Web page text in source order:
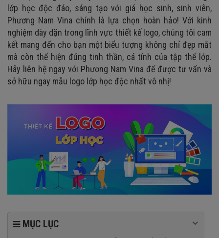
lớp học độc đáo, sáng tạo với giá học sinh, sinh viên,
Phương Nam Vina chính là lựa chọn hoàn hảo! Với kinh
nghiệm dày dặn trong lĩnh vực thiết kế logo, chúng tôi cam
kết mang đến cho bạn một biểu tượng không chỉ đẹp mắt
mà còn thể hiện đúng tinh thần, cá tính của tập thể lớp.
Hãy liên hệ ngay với Phương Nam Vina để được tư vấn và
sở hữu ngay mẫu logo lớp học độc nhất vô nhị!
MỤC LỤC